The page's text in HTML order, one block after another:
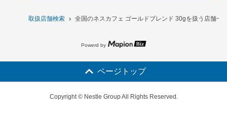
取扱店舗検索 全国のネスカフェ ゴールドブレンド 30gを扱う店舗一
Powerd by
ページトップ
Copyright © Nestle Group All Rights Reserved.